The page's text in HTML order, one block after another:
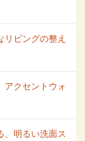
ビングの整え
アクセントウォ
、明るい洗面ス